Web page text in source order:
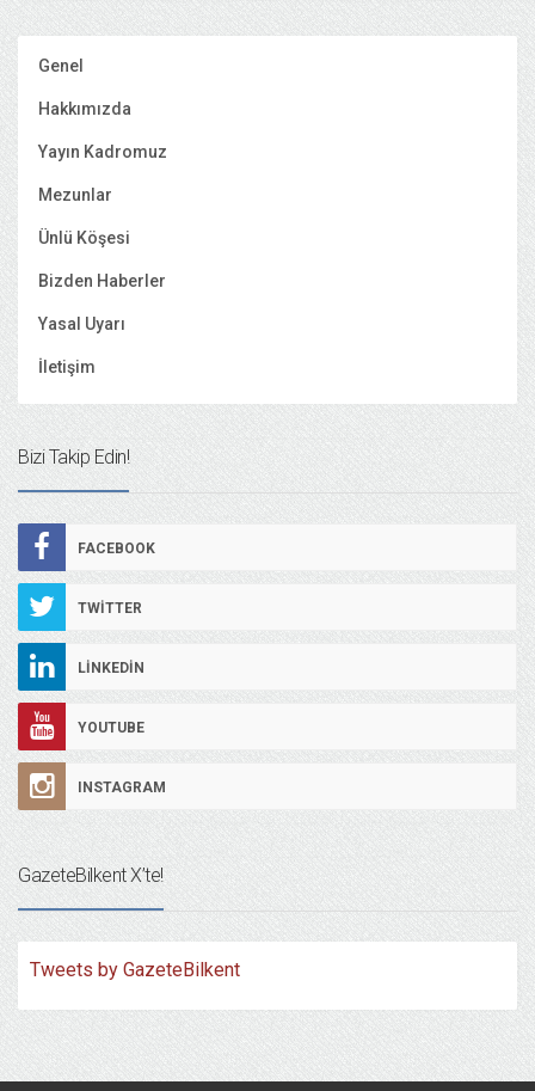
Genel
Hakkımızda
Yayın Kadromuz
Mezunlar
Ünlü Köşesi
Bizden Haberler
Yasal Uyarı
İletişim
Bizi Takip Edin!
FACEBOOK
TWITTER
LINKEDIN
YOUTUBE
INSTAGRAM
GazeteBilkent X’te!
Tweets by GazeteBilkent